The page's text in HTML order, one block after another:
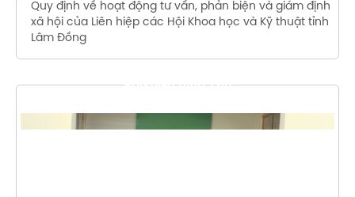
Quy định về hoạt động tư vấn, phản biện và giám định
xã hội của Liên hiệp các Hội Khoa học và Kỹ thuật tỉnh
Lâm Đồng
THƯ VIỆN HÌNH ẢNH